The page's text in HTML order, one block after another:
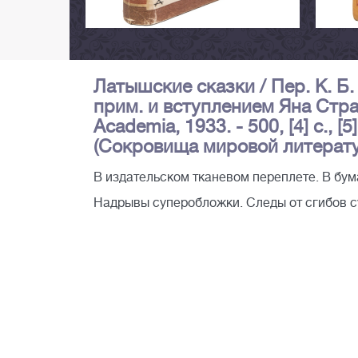
Латышские сказки / Пер. К.
прим. и вступлением Яна
Academia, 1933. - 500, [4] с.,
(Сокровища мировой
В издательском тканевом переплете. В
Надрывы суперобложки. Следы от сгибов